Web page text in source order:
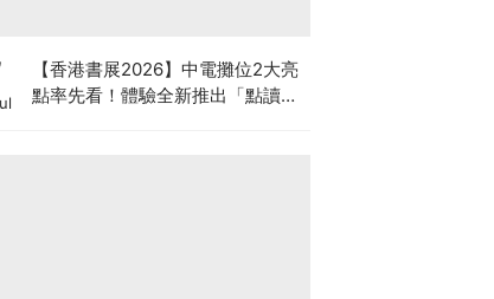
【香港書展2026】中電攤位2大亮
點率先看！體驗全新推出「點讀故